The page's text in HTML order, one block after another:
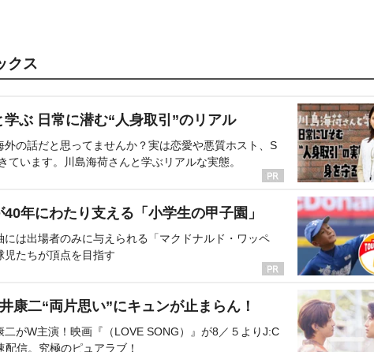
クス
学ぶ 日常に潜む“人身取引”のリアル
外の話だと思ってませんか？実は恋愛や悪質ホスト、S
ています。川島海荷さんと学ぶリアルな実態。
年にわたり支える「小学生の甲子園」
には出場者のみに与えられる「マクドナルド・ワッペ
児たちが頂点を目指す
康二“両片思い”にキュンが止まらん！
二がW主演！映画『（LOVE SONG）』が8／５よりJ:C
信。究極のピュアラブ！